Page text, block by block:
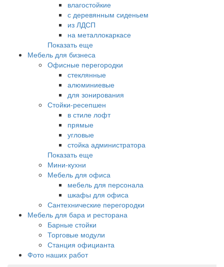
влагостойкие
с деревянным сиденьем
из ЛДСП
на металлокаркасе
Показать еще
Мебель для бизнеса
Офисные перегородки
стеклянные
алюминиевые
для зонирования
Стойки-ресепшен
в стиле лофт
прямые
угловые
стойка администратора
Показать еще
Мини-кухни
Мебель для офиса
мебель для персонала
шкафы для офиса
Сантехнические перегородки
Мебель для бара и ресторана
Барные стойки
Торговые модули
Станция официанта
Фото наших работ